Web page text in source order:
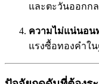
และตะวันออกกล
ความไม่แน่นอน
แรงซื้อทองคำใ